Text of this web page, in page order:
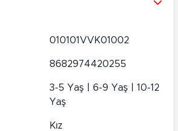
010101VVK01002
8682974420255
3-5 Yaş | 6-9 Yaş | 10-12
Yaş
Kız